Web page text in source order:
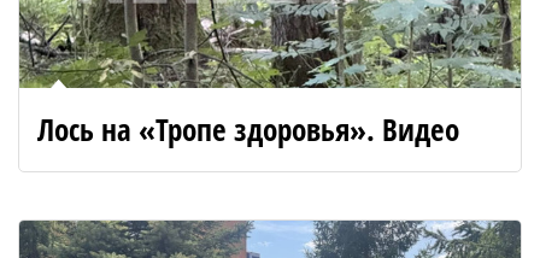
Лось на «Тропе здоровья». Видео